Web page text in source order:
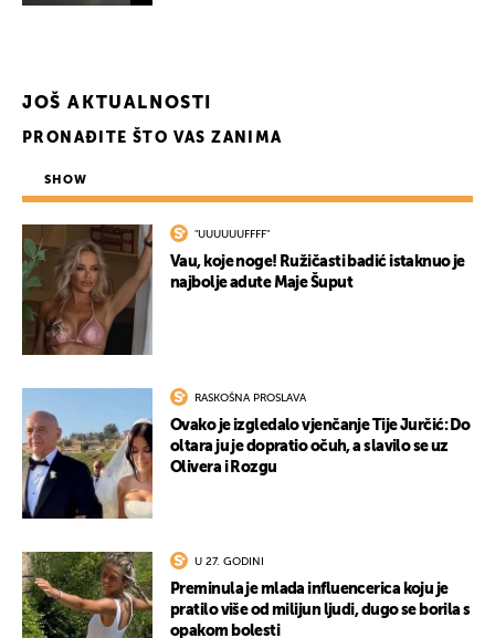
JOŠ AKTUALNOSTI
PRONAĐITE ŠTO VAS ZANIMA
SHOW
"UUUUUUFFFF"
Vau, koje noge! Ružičasti badić istaknuo je
najbolje adute Maje Šuput
RASKOŠNA PROSLAVA
Ovako je izgledalo vjenčanje Tije Jurčić: Do
oltara ju je dopratio očuh, a slavilo se uz
Olivera i Rozgu
U 27. GODINI
Preminula je mlada influencerica koju je
pratilo više od milijun ljudi, dugo se borila s
opakom bolesti